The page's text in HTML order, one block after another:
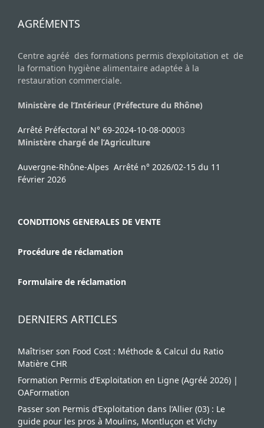
AGRÉMENTS
Centre agréé des formations permis d’exploitation et de
la formation hygiène alimentaire adaptée à la
restauration commerciale.
Ministère de l’Intérieur (Préfecture du Rhône)
Arrêté Préfectoral N° 69-2024-10-08-00003
Ministère chargé de l’Agriculture
Auvergne-Rhône-Alpes Arrêté n° 2026/02-15 du 11
Février 2026
CONDITIONS GENERALES DE VENTE
Procédure de réclamation
Formulaire de réclamation
DERNIERS ARTICLES
Maîtriser son Food Cost : Méthode & Calcul du Ratio
Matière CHR
Formation Permis d’Exploitation en Ligne (Agréé 2026) |
OAFormation
Passer son Permis d’Exploitation dans l’Allier (03) : Le
guide pour les pros à Moulins, Montluçon et Vichy